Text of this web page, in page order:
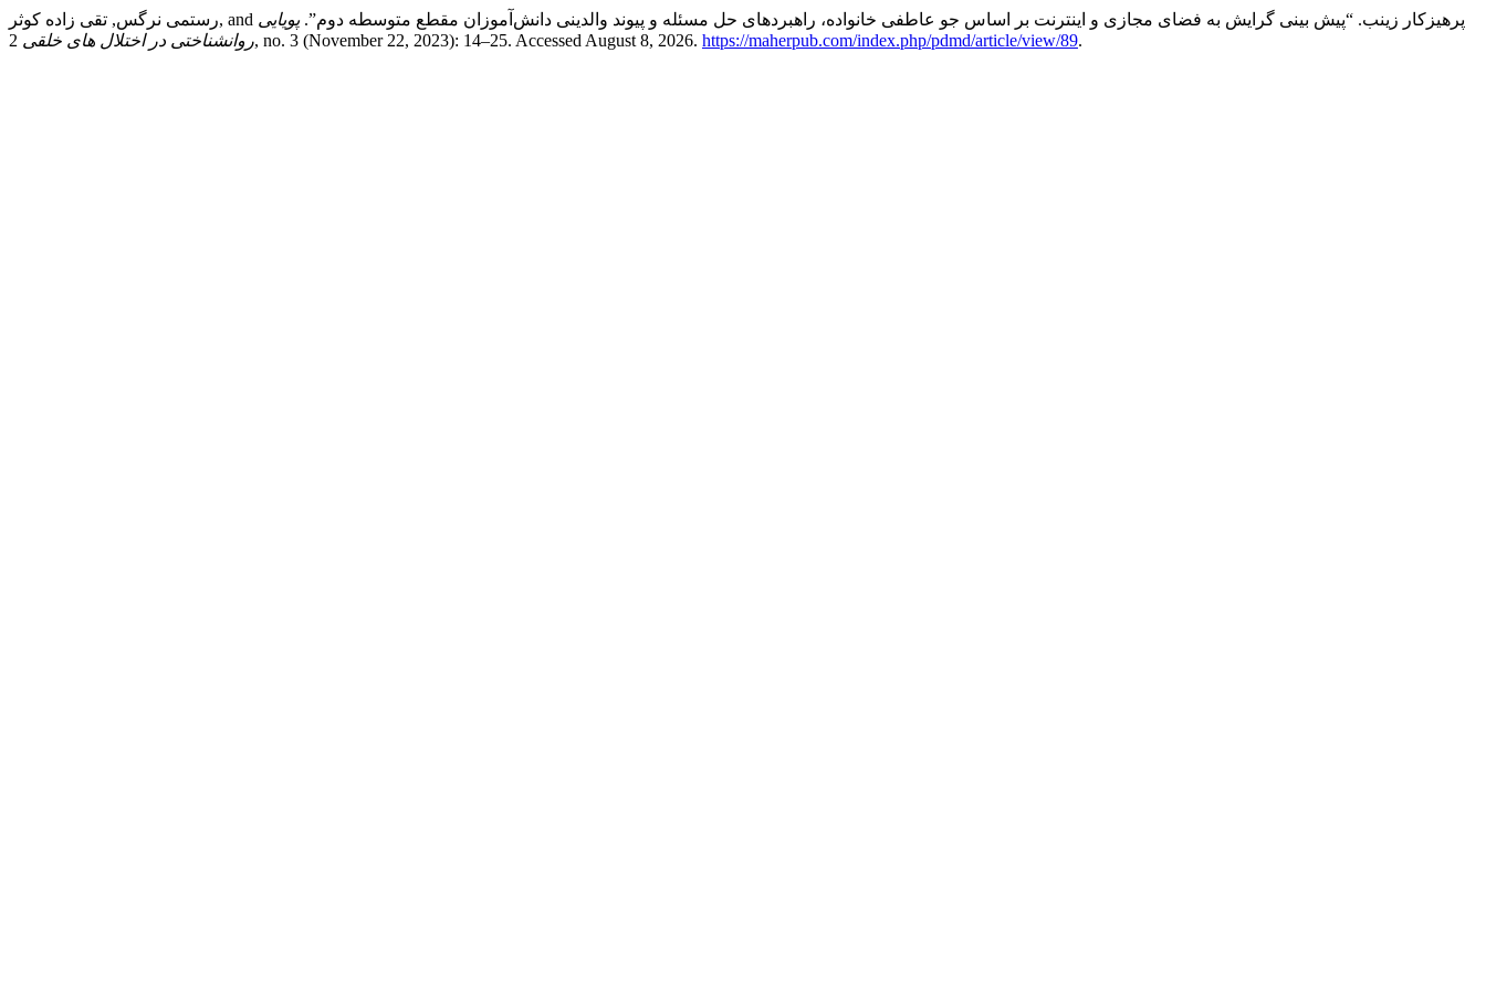
رستمی نرگس, تقی زاده کوثر, and پرهیزکار زینب. “پیش بینی گرایش به فضای مجازی و اینترنت بر اساس جو عاطفی خانواده، راهبردهای حل مسئله و پیوند والدینی دانش‌آموزان مقطع متوسطه دوم”.پویایی
روانشناختی در اختلال های خلقی2, no. 3 (November 22, 2023): 14–25. Accessed August 8, 2026. https://maherpub.com/index.php/pdmd/article/view/89.